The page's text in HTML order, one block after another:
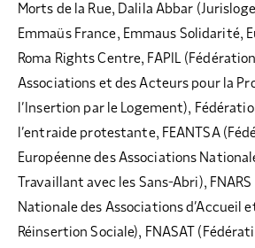
Morts de la Rue, Dalila Abbar
Emmaüs France, Emmaus Solidarité,
Roma Rights Centre, FAPIL
Associations et des Acteurs pour la
l’Insertion par le Logement),
l’entraide protestante, FEANTSA
Européenne des Associations
Travaillant avec les Sans-Abri),
Nationale des Associations d’Accueil
Réinsertion Sociale), FNASAT